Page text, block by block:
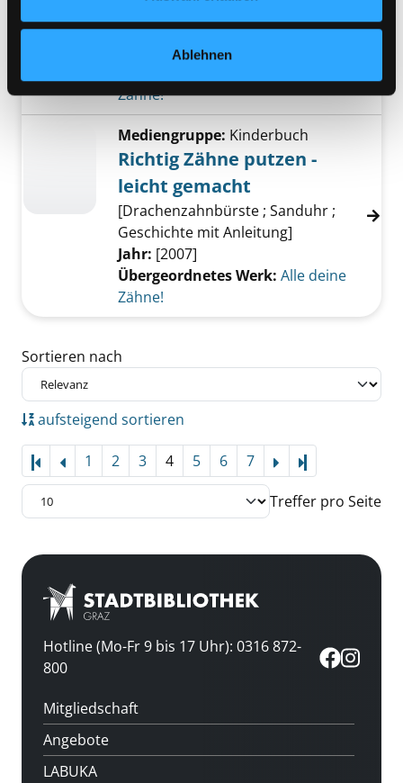
Ablehnen
Zähne putzen verboten!
Verfasser:Dierßen, Andreas
2005
Zähne!
Mediengruppe: Kinderbuch
Richtig Zähne putzen -
leicht gemacht
[Drachenzahnbürste ; Sanduhr ;
Geschichte mit Anleitung]
Jahr: [2007]
Übergeordnetes Werk: Alle deine
Zähne!
Zu den Suchfiltern springen
Sortieren nach
aufsteigend sortieren
1 2 3 4 5 6 7
Treffer pro Seite
Hotline (Mo-Fr 9 bis 17 Uhr): 0316 872-
800
Mitgliedschaft
Angebote
LABUKA